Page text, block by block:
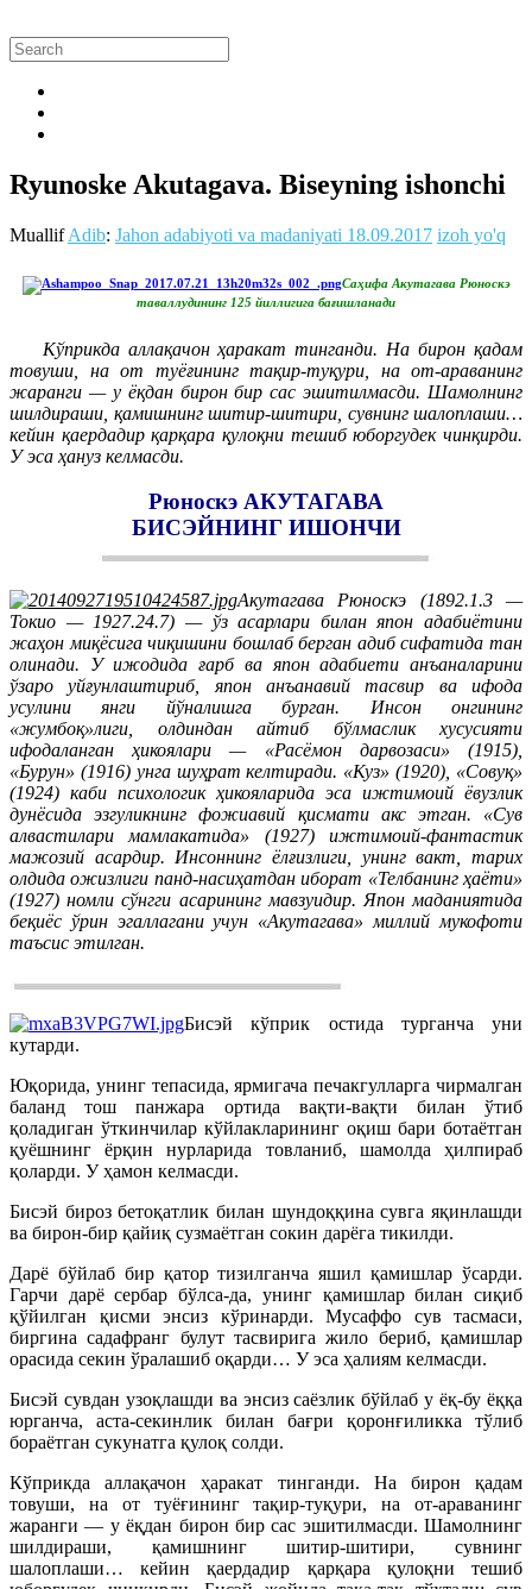
Ryunoske Akutagava. Biseyning ishonchi
MuallifAdib: Jahon adabiyoti va madaniyati 18.09.2017 izoh yo'q
Саҳифа Акутагава Рюноскэ
таваллудининг 125 йиллигига бағишланади
Кўприкда аллақачон ҳаракат тинганди. На бирон қадам
товуши, на от туёғининг тақир-туқури, на от-араванинг
жаранги — у ёқдан бирон бир сас эшитилмасди. Шамолнинг
шилдираши, қамишнинг шитир-шитири, сувнинг шалоплаши…
кейин қаердадир қарқара қулоқни тешиб юборгудек чинқирди.
У эса ҳануз келмасди.
Рюноскэ АКУТАГАВА
БИСЭЙНИНГ ИШОНЧИ
Акутагава Рюноскэ (1892.1.3 —
Токио — 1927.24.7) — ўз асарлари билан япон адабиётини
жаҳон миқёсига чиқишини бошлаб берган адиб сифатида тан
олинади. У ижодида ғарб ва япон адабиети анъаналарини
ўзаро уйғунлаштириб, япон анъанавий тасвир ва ифода
усулини янги йўналишга бурган. Инсон онгининг
«жумбоқ»лиги, олдиндан айтиб бўлмаслик хусусияти
ифодаланган ҳикоялари — «Расёмон дарвозаси» (1915),
«Бурун» (1916) унга шуҳрат келтиради. «Куз» (1920), «Совуқ»
(1924) каби психологик ҳикояларида эса ижтимоий ёвузлик
дунёсида эзгуликнинг фожиавий қисмати акс этган. «Сув
алвастилари мамлакатида» (1927) ижтимоий-фантастик
мажозий асардир. Инсоннинг ёлғизлиги, унинг вакт, тарих
олдида ожизлиги панд-насиҳатдан иборат «Телбанинг ҳаёти»
(1927) номли сўнгги асарининг мавзуидир. Япон маданиятида
беқиёс ўрин эгаллагани учун «Акутагава» миллий мукофоти
таъсис этилган.
Бисэй кўприк остида турганча уни
кутарди.
Юқорида, унинг тепасида, ярмигача печакгулларга чирмалган
баланд тош панжара ортида вақти-вақти билан ўтиб
қоладиган ўткинчилар кўйлакларининг оқиш бари ботаётган
қуёшнинг ёрқин нурларида товланиб, шамолда ҳилпираб
қоларди. У ҳамон келмасди.
Бисэй бироз бетоқатлик билан шундоққина сувга яқинлашди
ва бирон-бир қайиқ сузмаётган сокин дарё­га тикилди.
Дарё бўйлаб бир қатор тизилганча яшил қамишлар ўсарди.
Гарчи дарё сербар бўлса-да, унинг қамишлар билан сиқиб
қўйилган қисми энсиз кўринарди. Мусаффо сув тасмаси,
биргина садафранг булут тасвирига жило бериб, қамишлар
орасида секин ўралашиб оқарди… У эса ҳалиям келмасди.
Бисэй сувдан узоқлашди ва энсиз саёзлик бўйлаб у ёқ-бу ёққа
юрганча, аста-секинлик билан бағри қорон­ғиликка тўлиб
бораётган сукунатга қулоқ солди.
Кўприкда аллақачон ҳаракат тинганди. На бирон қадам
товуши, на от туёғининг тақир-туқури, на от-араванинг
жаранги — у ёқдан бирон бир сас эшитилмасди. Шамолнинг
шилдираши, қамишнинг шитир-шитири, сувнинг
шалоплаши… кейин қаердадир қарқара қулоқни тешиб